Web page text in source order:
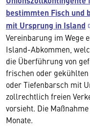
bestimmten Fisch und
mit Ursprung in Island
Vereinbarung im Wege
Island-Abkommen,
die Überführung von
frischen oder
oder Tiefenbarsch mit
zollrechtlich freien
vorsieht. Die
Monate.